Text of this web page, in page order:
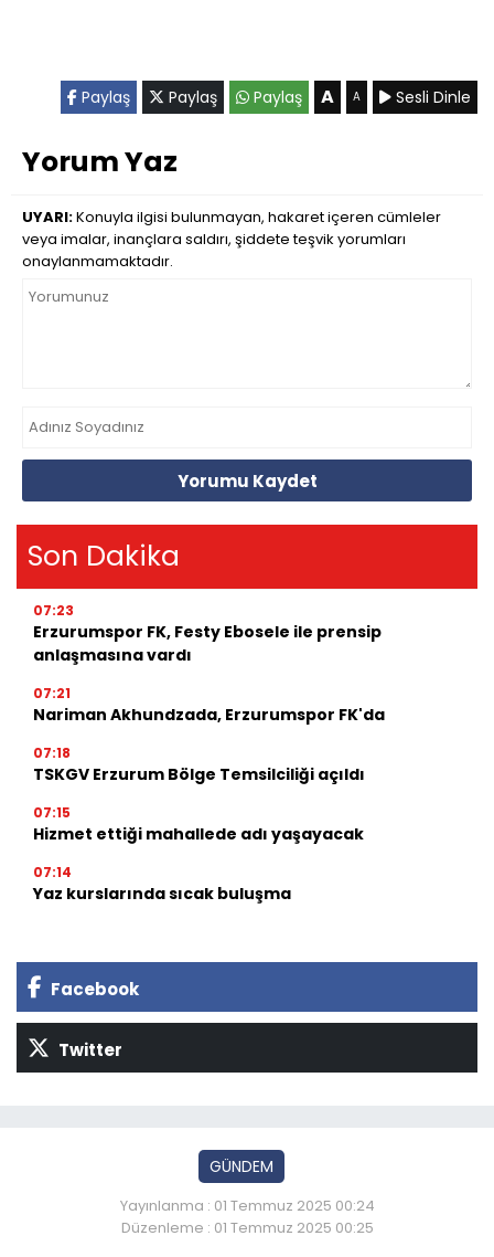
Paylaş Paylaş Paylaş A A Sesli Dinle
Yorum Yaz
UYARI:Konuyla ilgisi bulunmayan, hakaret içeren cümleler
veya imalar, inançlara saldırı, şiddete teşvik yorumları
onaylanmamaktadır.
Yorumu Kaydet
Son Dakika
07:23
Erzurumspor FK, Festy Ebosele ile prensip
anlaşmasına vardı
07:21
Nariman Akhundzada, Erzurumspor FK'da
07:18
TSKGV Erzurum Bölge Temsilciliği açıldı
07:15
Hizmet ettiği mahallede adı yaşayacak
07:14
Yaz kurslarında sıcak buluşma
Facebook
Twitter
GÜNDEM
Yayınlanma : 01 Temmuz 2025 00:24
Düzenleme : 01 Temmuz 2025 00:25